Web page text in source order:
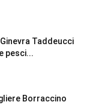
Taddeucci
pesci...
Borraccino